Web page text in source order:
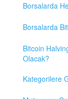
Borsalarda
Borsalarda
Bitcoin
Olacak?
Kategorilere